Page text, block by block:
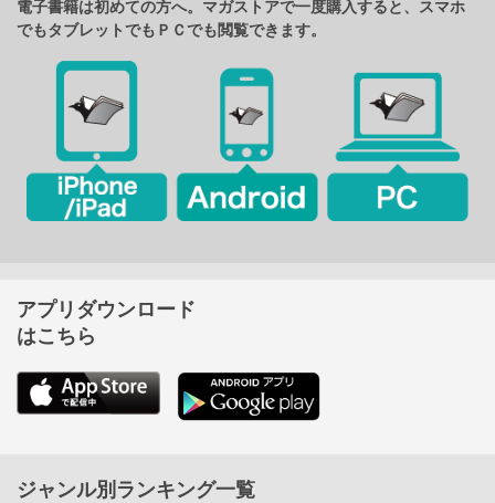
電子書籍は初めての方へ。マガストアで一度購入すると、スマホ
でもタブレットでもＰＣでも閲覧できます。
アプリダウンロード
はこちら
ジャンル別ランキング一覧